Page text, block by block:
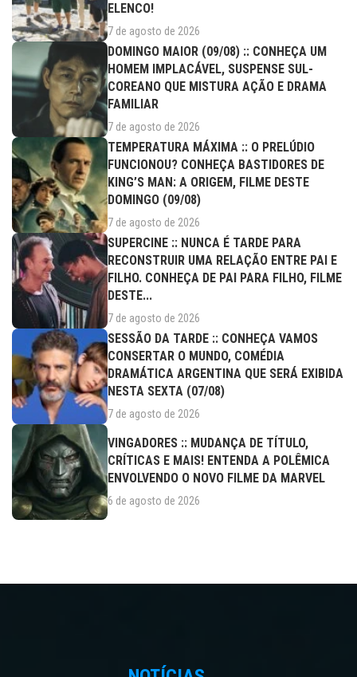
ELENCO!
7 de agosto de 2026
DOMINGO MAIOR (09/08) :: CONHEÇA UM
HOMEM IMPLACÁVEL, SUSPENSE SUL-
COREANO QUE MISTURA AÇÃO E DRAMA
FAMILIAR
7 de agosto de 2026
TEMPERATURA MÁXIMA :: O PRELÚDIO
FUNCIONOU? CONHEÇA BASTIDORES DE
KING’S MAN: A ORIGEM, FILME DESTE
DOMINGO (09/08)
7 de agosto de 2026
SUPERCINE :: NUNCA É TARDE PARA
RECONSTRUIR UMA RELAÇÃO ENTRE PAI E
FILHO. CONHEÇA DE PAI PARA FILHO, FILME
DESTE...
7 de agosto de 2026
SESSÃO DA TARDE :: CONHEÇA VAMOS
CONSERTAR O MUNDO, COMÉDIA
DRAMÁTICA ARGENTINA QUE SERÁ EXIBIDA
NESTA SEXTA (07/08)
7 de agosto de 2026
VINGADORES :: MUDANÇA DE TÍTULO,
CRÍTICAS E MAIS! ENTENDA A POLÊMICA
ENVOLVENDO O NOVO FILME DA MARVEL
6 de agosto de 2026